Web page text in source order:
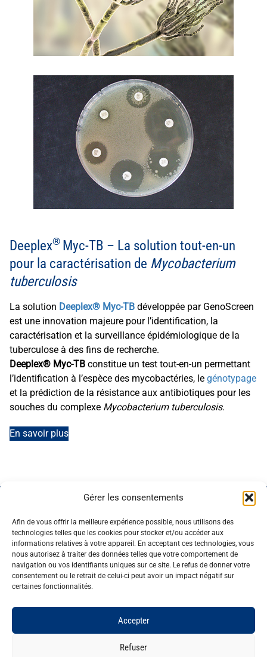
Gérer les consentements
Afin de vous offrir la meilleure expérience possible, nous utilisons des
technologies telles que les cookies pour stocker et/ou accéder aux
informations relatives à votre appareil. En acceptant ces technologies, vous
nous autorisez à traiter des données telles que votre comportement de
navigation ou vos identifiants uniques sur ce site. Le refus de donner votre
consentement ou le retrait de celui-ci peut avoir un impact négatif sur
certaines fonctionnalités.
Accepter
Refuser
Deeplex® Myc-TB – La solution tout-en-un
pour la caractérisation de Mycobacterium
tuberculosis
La solution Deeplex® Myc-TB développée par GenoScreen
est une innovation majeure pour l’identification, la
caractérisation et la surveillance épidémiologique de la
tuberculose à des fins de recherche.
Deeplex® Myc-TB constitue un test tout-en-un permettant
l’identification à l’espèce des mycobactéries, le génotypage
et la prédiction de la résistance aux antibiotiques pour les
souches du complexe Mycobacterium tuberculosis.
En savoir plus
Carrière
Actualités
L'entreprise
Qualité et
certifications
technologique
GENOSCREEN
Corporate
Services et
produits
Expertise
Caractérisation
et traçage des
microorganismes
Analyse des
PRODUITS
Séquençage
Génotypage
Expression de